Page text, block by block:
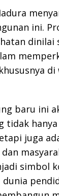
ini.
dinilai
di
baru ini
tidak
juga
simbol